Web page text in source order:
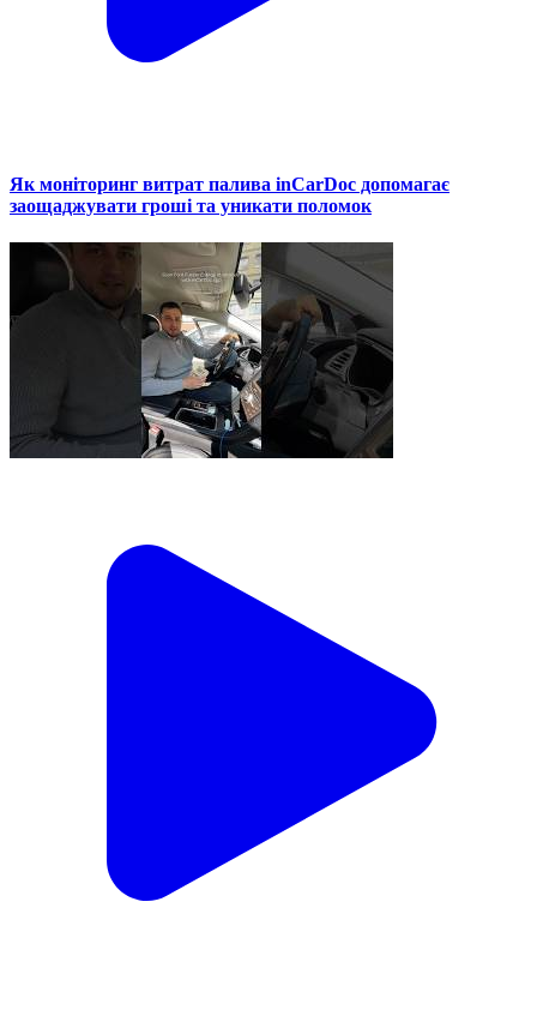
Як моніторинг витрат палива inCarDoc допомагає
заощаджувати гроші та уникати поломок